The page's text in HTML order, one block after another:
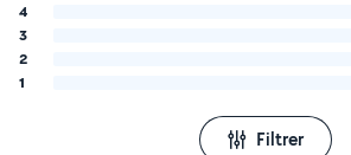
4
3
2
1
Filtrer